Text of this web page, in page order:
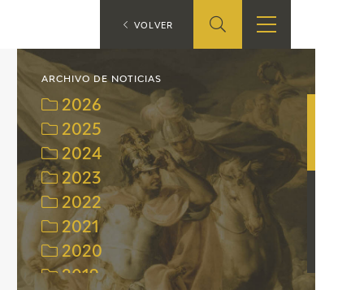
TIENDA
CEDEA
RECURSOS
EDUCATIVOS
FICHAS ARASAAC
ARCHIVO DE NOTICIAS
2026
2025
2024
2023
2022
2021
2020
2019
VOLVER